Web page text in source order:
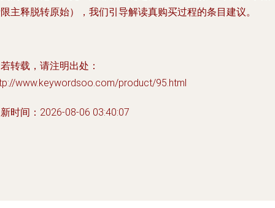
主释脱转原始），我们引导解读真购买过程的条目建议。
转载，请注明出处：
www.keywordsoo.com/product/95.html
时间：2026-08-06 03:40:07